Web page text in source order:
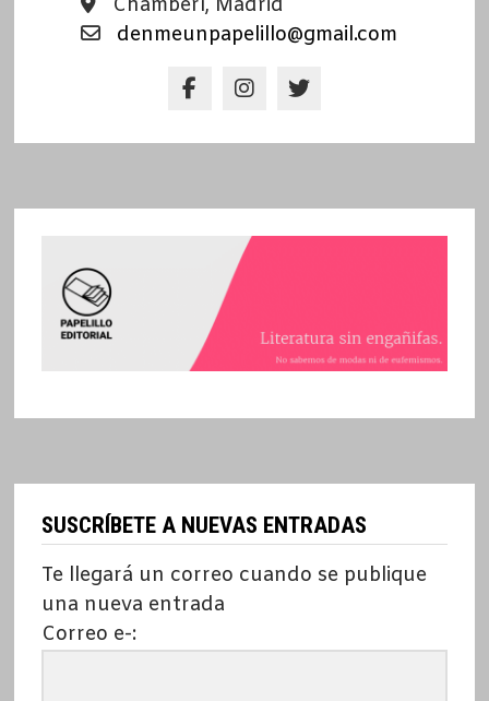
Chamberí, Madrid
denmeunpapelillo@gmail.com
SUSCRÍBETE A NUEVAS ENTRADAS
Te llegará un correo cuando se publique
una nueva entrada
Correo e-: